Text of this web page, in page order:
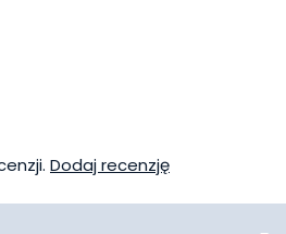
Dodaj recenzję